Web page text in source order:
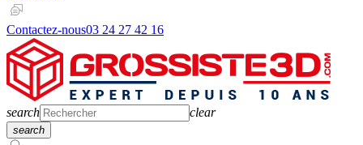
Contactez-nous03 24 27 42 16
search clear
search